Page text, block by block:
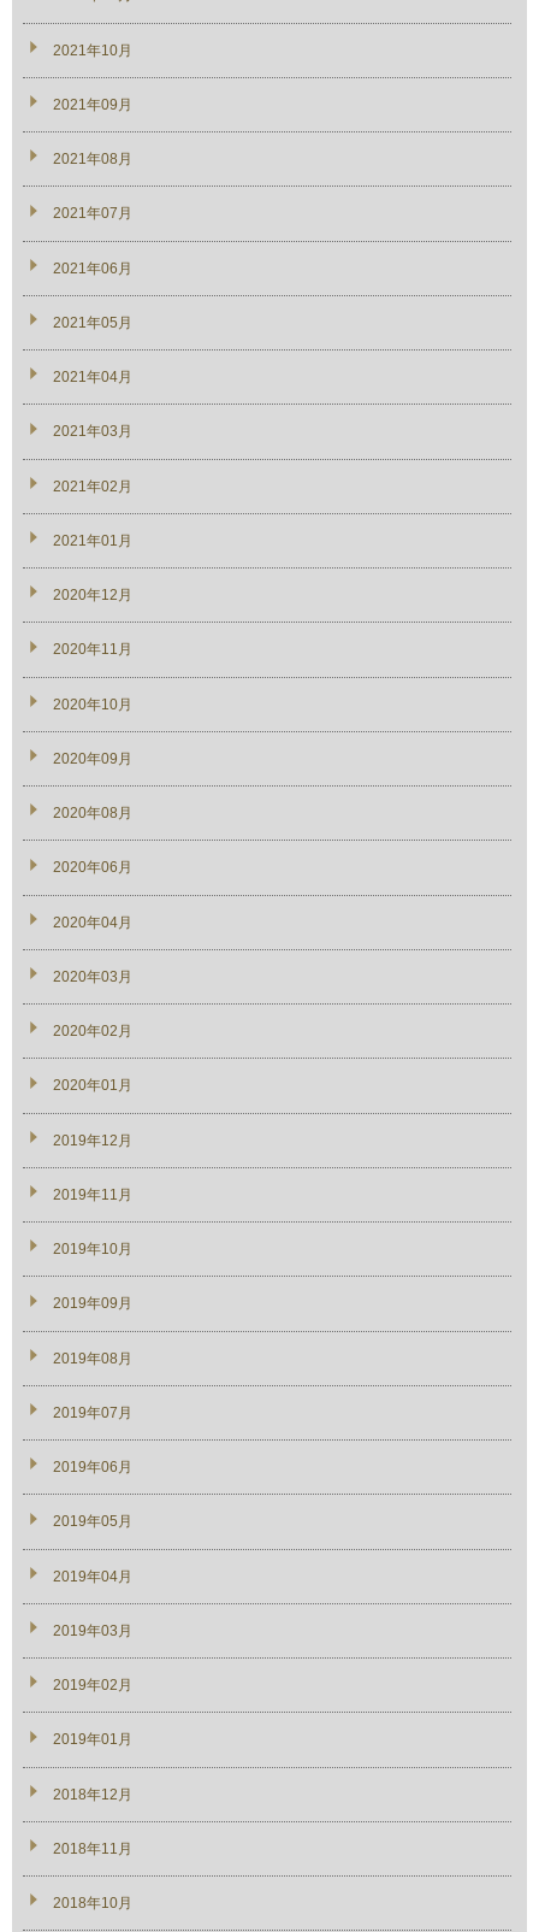
2021年10月
2021年09月
2021年08月
2021年07月
2021年06月
2021年05月
2021年04月
2021年03月
2021年02月
2021年01月
2020年12月
2020年11月
2020年10月
2020年09月
2020年08月
2020年06月
2020年04月
2020年03月
2020年02月
2020年01月
2019年12月
2019年11月
2019年10月
2019年09月
2019年08月
2019年07月
2019年06月
2019年05月
2019年04月
2019年03月
2019年02月
2019年01月
2018年12月
2018年11月
2018年10月